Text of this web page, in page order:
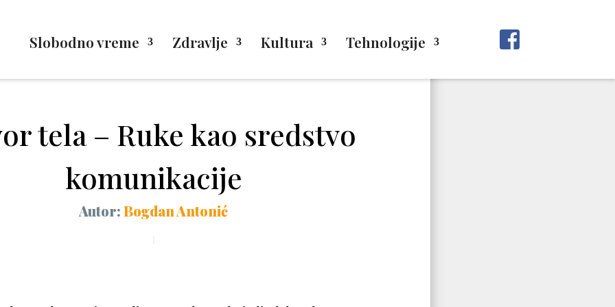
Slobodno vreme Zdravlje Kultura Tehnologije
tela – Ruke kao sredstvo
komunikacije
Autor:Bogdan Antonić